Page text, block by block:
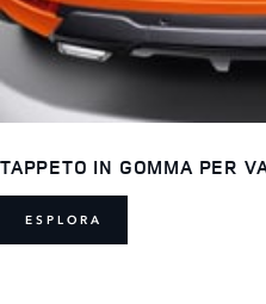
TAPPETO IN GOMMA PER
ESPLORA